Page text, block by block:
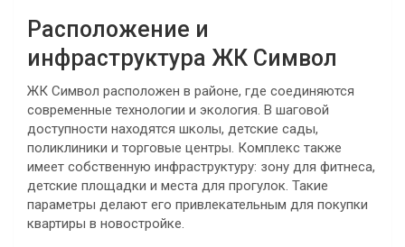
Расположение и
инфраструктура ЖК Символ
ЖК Символ расположен в районе, где соединяются
современные технологии и экология. В шаговой
доступности находятся школы, детские сады,
поликлиники и торговые центры. Комплекс также
имеет собственную инфраструктуру: зону для фитнеса,
детские площадки и места для прогулок. Такие
параметры делают его привлекательным для покупки
квартиры в новостройке.